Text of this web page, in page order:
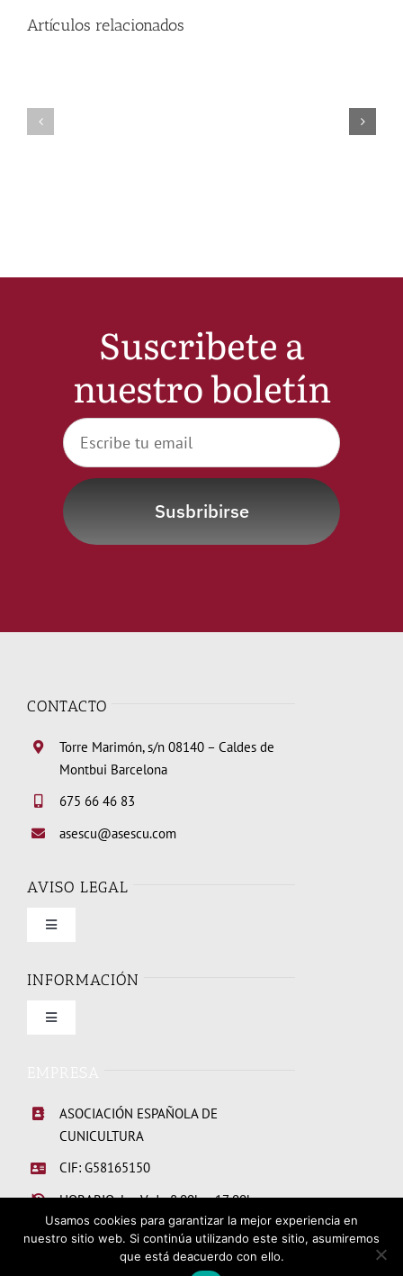
Artículos relacionados
Suscribete a
nuestro boletín
Susbribirse
CONTACTO
Torre Marimón, s/n 08140 – Caldes de
Montbui Barcelona
675 66 46 83
asescu@asescu.com
AVISO LEGAL
Toggle
Condiciones de uso
INFORMACIÓN
Toggle
Elecciones Junta Directiva 2026
Hazte socio
ASOCIACIÓN ESPAÑOLA DE
CUNICULTURA
CIF: G58165150
HORARIO: L a V de 8:00h a 17:00h
Usamos cookies para garantizar la mejor experiencia en
nuestro sitio web. Si continúa utilizando este sitio, asumiremos
que está deacuerdo con ello.